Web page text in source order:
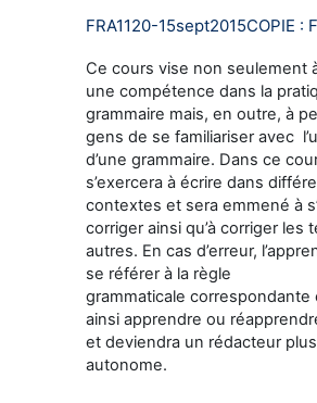
FRA1120-15sept2015COPIE :
Ce cours vise non seulement
une compétence dans la
grammaire mais, en outre, à
gens de se familiariser avec
d’une grammaire. Dans ce
s’exercera à écrire dans
contextes et sera emmené à
corriger ainsi qu’à corriger les
autres. En cas d’erreur,
se référer à la règle
grammaticale correspondante
ainsi apprendre ou
et deviendra un rédacteur
autonome.